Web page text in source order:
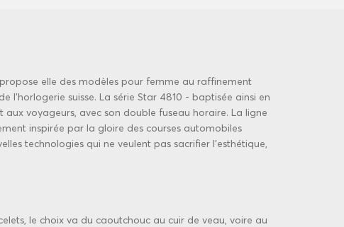
elle des modèles pour femme au raffinement
l'horlogerie suisse. La série Star 4810 - baptisée ainsi en
voyageurs, avec son double fuseau horaire. La ligne
inspirée par la gloire des courses automobiles
technologies qui ne veulent pas sacrifier l'esthétique,
le choix va du caoutchouc au cuir de veau, voire au